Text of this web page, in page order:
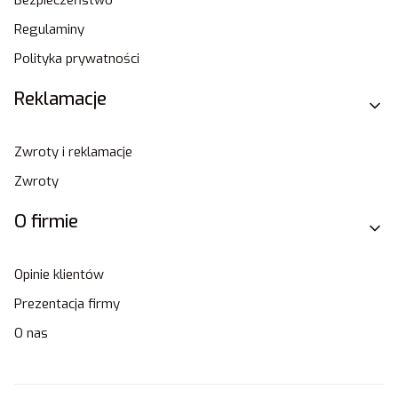
Regulaminy
Polityka prywatności
Reklamacje
Zwroty i reklamacje
Zwroty
O firmie
Opinie klientów
Prezentacja firmy
O nas